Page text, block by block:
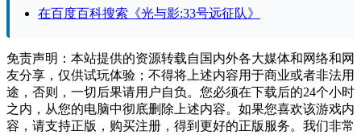
在百度百科搜索《光与影:33号远征队》
免责声明：本站提供的资源转载自国内外各大媒体和网络和网
友分享，仅供试玩体验；不得将上述内容用于商业或者非法用
途，否则，一切后果请用户自负。您必须在下载后的24个小时
之内，从您的电脑中彻底删除上述内容。如果您喜欢该游戏内
容，请支持正版，购买注册，得到更好的正版服务。我们非常